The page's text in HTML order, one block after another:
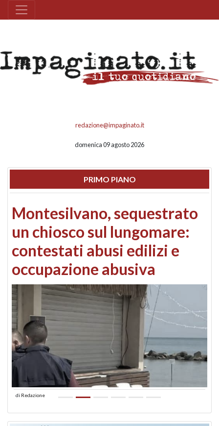
redazione@impaginato.it
domenica 09 agosto 2026
PRIMO PIANO
Montesilvano, sequestrato
un chiosco sul lungomare:
contestati abusi edilizi e
occupazione abusiva
di Redazione